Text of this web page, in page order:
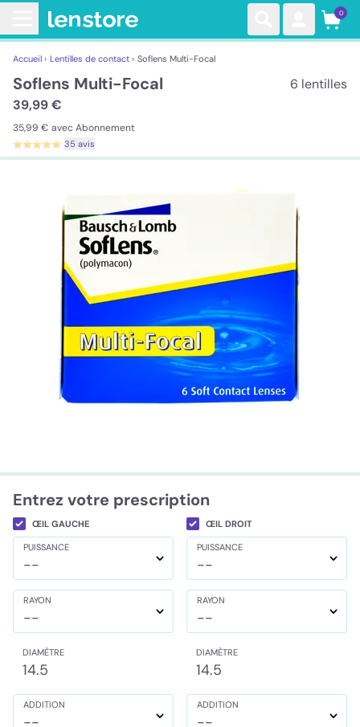
0
Accueil › Lentilles de contact › Soflens Multi-Focal
Soflens Multi-Focal
39,99 €
35,99 € avec Abonnement
35 avis
6 lentilles
Entrez votre prescription
ŒIL GAUCHE ŒIL DROIT
PUISSANCE
--
PUISSANCE
--
RAYON
--
RAYON
--
DIAMÈTRE
14.5
DIAMÈTRE
14.5
ADDITION
--
ADDITION
--